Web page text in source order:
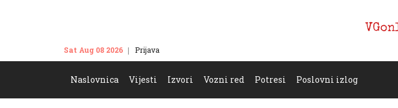
Sat Aug 08 2026 Prijava
Naslovnica Vijesti Izvori Vozni red Potresi Poslovni izlog